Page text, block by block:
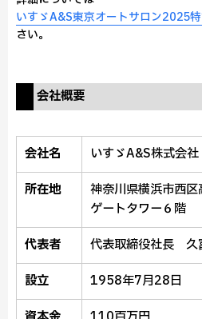
いすゞA&S東京オートサロン2025
さい。
会社概要
会社名
いすゞA&S株式会社
所在地
神奈川県横浜市西
ゲートタワー６階
代表者
代表取締役社長 久
設立
1958年7月28日